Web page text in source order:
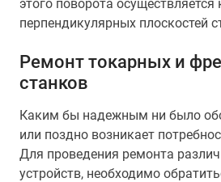
этого поворота осуществляется
перпендикулярных плоскостей
Ремонт токарных и
станков
Каким бы надежным ни было
или поздно возникает
Для проведения ремонта
устройств, необходимо